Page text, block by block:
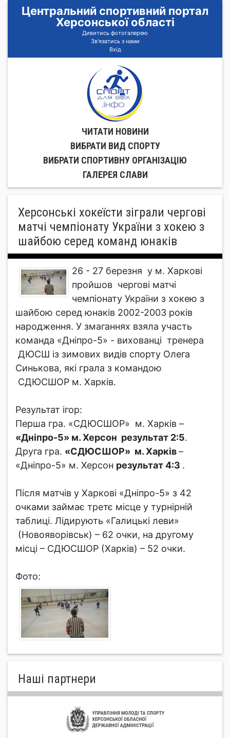
Центральний спортивний портал
Херсонської області
Дивитись фотогалерею
Зв'язатись з нами
Вхід
ЧИТАТИ НОВИНИ
ВИБРАТИ ВИД СПОРТУ
ВИБРАТИ СПОРТИВНУ ОРГАНIЗАЦIЮ
ГАЛЕРЕЯ СЛАВИ
Херсонські хокеїсти зіграли чергові
матчі чемпіонату України з хокею з
шайбою серед команд юнаків
26 - 27 березня у м. Харкові
пройшов чергові матчі
чемпіонату України з хокею з
шайбою серед юнаків 2002-2003 років
народження. У змаганнях взяла участь
команда «Дніпро-5» - вихованці тренера
ДЮСШ із зимових видів спорту Олега
Синькова, які грала з командою
СДЮСШОР м. Харків.
Результат ігор:
Перша гра. «СДЮСШОР» м. Харків –
«Дніпро-5» м. Херсон результат 2:5.
Друга гра. «СДЮСШОР» м. Харків–
«Дніпро-5» м. Херсон результат 4:3 .
Після матчів у Харкові «Дніпро-5» з 42
очками займає третє місце у турнірній
таблиці. Лідирують «Галицькі леви»
(Новояворівськ) – 62 очки, на другому
місці – СДЮСШОР (Харків) – 52 очки.
Фото:
Нашi партнери